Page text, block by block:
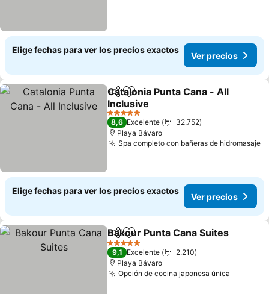
Elige fechas para ver los precios exactos
Ver precios
CompartirAgregar a favoritos
Catalonia Punta Cana - All
Inclusive
Ver precios
5 Estrellas
8,6 Excelente
32.752
Playa Bávaro
Spa completo con bañeras de hidromasaje
Elige fechas para ver los precios exactos
Ver precios
CompartirAgregar a favoritos
Bakour Punta Cana Suites
5 Estrellas
9,1 Excelente
2.210
Playa Bávaro
Opción de cocina japonesa única